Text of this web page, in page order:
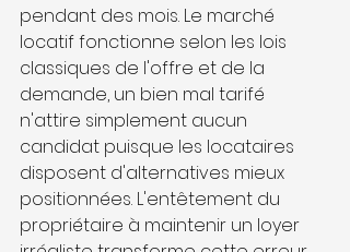
pendant des mois. Le marché
locatif fonctionne selon les lois
classiques de l'offre et de la
demande, un bien mal tarifé
n'attire simplement aucun
candidat puisque les locataires
disposent d'alternatives mieux
positionnées. L'entêtement du
propriétaire à maintenir un loyer